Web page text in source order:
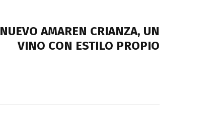
NUEVO AMAREN CRIANZA, UN
VINO CON ESTILO PROPIO